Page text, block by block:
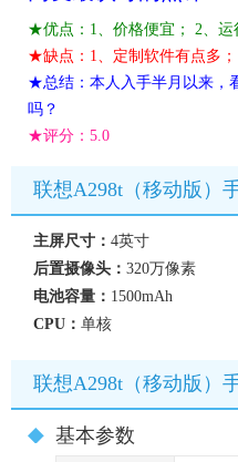
★优点：1、价格便宜； 2、运
★缺点：1、定制软件有点多；
★总结：本人入手半月以来，
吗？
★评分： 5.0
联想A298t（移动版）
主屏尺寸： 4英寸
后置摄像头： 320万像素
电池容量： 1500mAh
CPU： 单核
联想A298t（移动版）
基本参数